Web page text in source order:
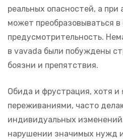
реальных опасностей, а
может преобразовываться
предусмотрительность.
в vavada были побуждены
боязни и препятствия.
Обида и фрустрация, хотя
переживаниями, часто
индивидуальных
нарушении значимых нужд